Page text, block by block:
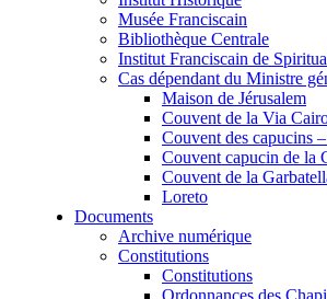
Musée Franciscain
Bibliothèque Centrale
Institut Franciscain de
Cas dépendant du Ministre
Maison de Jérusalem
Couvent de la Via
Couvent des capucins
Couvent capucin de la
Couvent de la
Loreto
Documents
Archive numérique
Constitutions
Constitutions
Ordonnances des